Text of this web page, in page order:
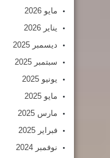
مايو 2026
يناير 2026
ديسمبر 2025
سبتمبر 2025
يونيو 2025
مايو 2025
مارس 2025
فبراير 2025
نوفمبر 2024